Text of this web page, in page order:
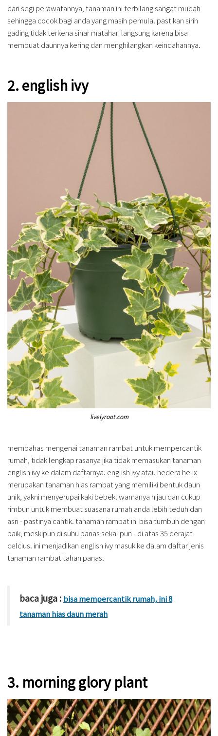
dari segi perawatannya, tanaman ini terbilang sangat mudah
sehingga cocok bagi anda yang masih pemula. pastikan sirih
gading tidak terkena sinar matahari langsung karena bisa
membuat daunnya kering dan menghilangkan keindahannya.
2. english ivy
livelyroot.com
membahas mengenai tanaman rambat untuk mempercantik
rumah, tidak lengkap rasanya jika tidak memasukan tanaman
english ivy ke dalam daftarnya. english ivy atau hedera helix
merupakan tanaman hias rambat yang memiliki bentuk daun
unik, yakni menyerupai kaki bebek. warnanya hijau dan cukup
rimbun untuk membuat suasana rumah anda lebih teduh dan
asri - pastinya cantik. tanaman rambat ini bisa tumbuh dengan
baik, meskipun di suhu panas sekalipun - di atas 35 derajat
celcius. ini menjadikan english ivy masuk ke dalam daftar jenis
tanaman rambat tahan panas.
baca juga : bisa mempercantik rumah, ini 8
tanaman hias daun merah
3. morning glory plant